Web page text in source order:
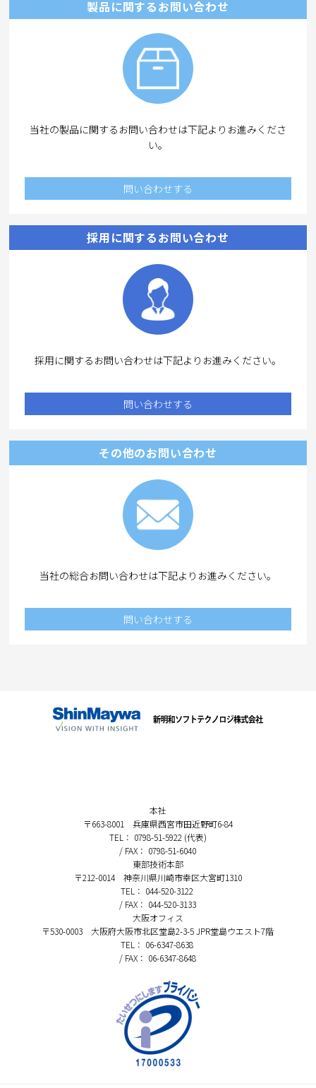
製品に関するお問い合わせ
当社の製品に関するお問い合わせは下記よりお進みくださ
い。
問い合わせする
採用に関するお問い合わせ
採用に関するお問い合わせは下記よりお進みください。
問い合わせする
その他のお問い合わせ
当社の総合お問い合わせは下記よりお進みください。
問い合わせする
本社
〒663-8001 兵庫県西宮市田近野町6-84
TEL： 0798-51-5922 (代表)
/ FAX： 0798-51-6040
東部技術本部
〒212-0014 神奈川県川崎市幸区大宮町1310
TEL： 044-520-3122
/ FAX： 044-520-3133
大阪オフィス
〒530-0003 大阪府大阪市北区堂島2-3-5 JPR堂島ウエスト7階
TEL： 06-6347-8638
/ FAX： 06-6347-8648